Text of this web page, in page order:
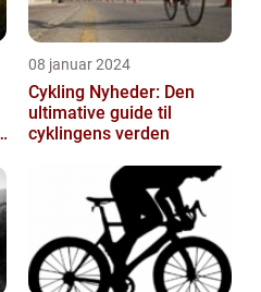
08 januar 2024
Cykling Nyheder: Den
ultimative guide til
cyklingens verden